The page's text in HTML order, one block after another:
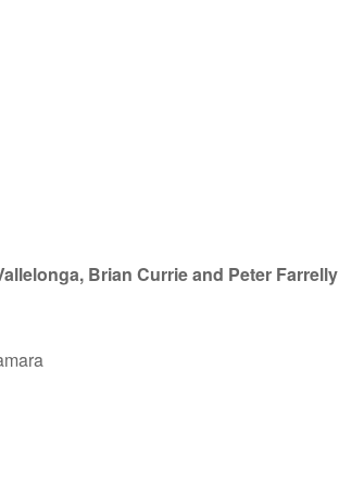
Brian Currie and Peter Farrelly